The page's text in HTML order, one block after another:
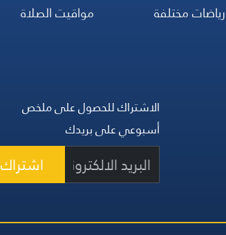
رياضات مختلفة
مواقيت الصلاة
الاشتراك للحصول على ملخص
أسبوعي على بريدك
اشتراك